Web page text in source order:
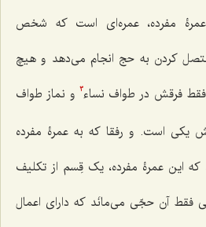
مفرده، عمره‌ای است که شخص
کردن به حج انجام می‌دهد و هیچ
فقط فرقش در طواف نساء3
و نماز طواف
یکی است. و رفقا که به عمرۀ مفرده
که این عمرۀ مفرده، یک قِسم از تکلیف
فقط آن حجّی می‌مانَد که دارای اعمال